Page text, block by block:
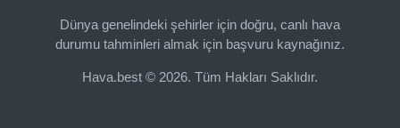
Dünya genelindeki şehirler için doğru, canlı hava
durumu tahminleri almak için başvuru kaynağınız.
Hava.best © 2026. Tüm Hakları Saklıdır.